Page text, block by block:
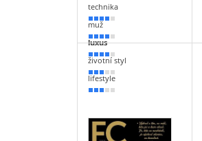
technika
80 %
muž
70 %
luxus
70 %
životní styl
60 %
lifestyle
50 %